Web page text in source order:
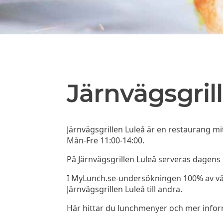
Järnvägsgrillen Luleå är en restaurang
Mån-Fre 11:00-14:00.
På Järnvägsgrillen Luleå serveras
I MyLunch.se-undersökningen 100% av
Järnvägsgrillen Luleå till andra.
Här hittar du lunchmenyer och mer